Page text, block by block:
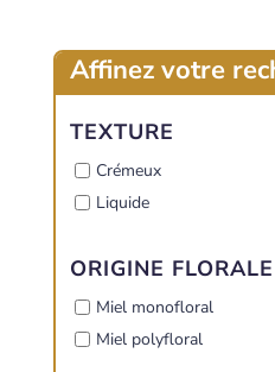
Affinez votre
TEXTURE
Crémeux
Liquide
ORIGINE FLORALE
Miel monofloral
Miel polyfloral